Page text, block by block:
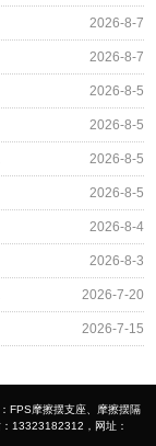
2026-8-7
2026-8-7
2026-8-5
2026-8-5
2026-8-5
2026-8-5
2026-8-4
2026-8-3
2026-7-20
2026-7-15
FPS摩擦摆支座、摩擦摆隔
13323182312，网址：